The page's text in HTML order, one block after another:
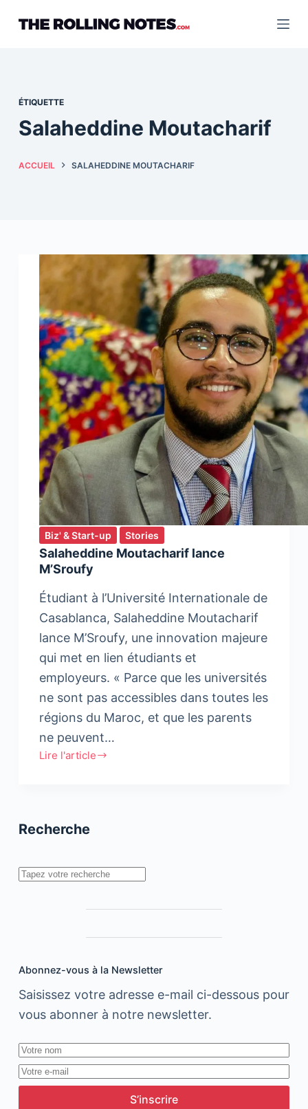
ÉTIQUETTE
Salaheddine Moutacharif
ACCUEIL SALAHEDDINE MOUTACHARIF
Biz' & Start-up Stories
Salaheddine Moutacharif lance
M’Sroufy
Étudiant à l’Université Internationale de
Casablanca, Salaheddine Moutacharif
lance M’Sroufy, une innovation majeure
qui met en lien étudiants et
employeurs. « Parce que les universités
ne sont pas accessibles dans toutes les
régions du Maroc, et que les parents
ne peuvent…
Lire l'article
Salaheddine
Recherche
Rechercher
Abonnez-vous à la Newsletter
Saisissez votre adresse e-mail ci-dessous pour
vous abonner à notre newsletter.
S’inscrire